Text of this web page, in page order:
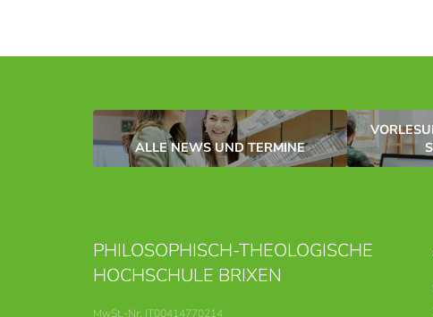
ALLE NEWS UND TERMINE
PHILOSOPHISCH-THEOLOGISCHE
HOCHSCHULE BRIXEN
MwSt.-Nr: IT00414770214